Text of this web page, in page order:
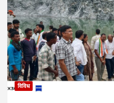
विविध